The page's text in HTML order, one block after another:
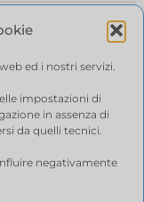
ed i nostri servizi.
impostazioni di
in assenza di
da quelli tecnici.
negativamente
e accettiamo il
il tuo carrello.